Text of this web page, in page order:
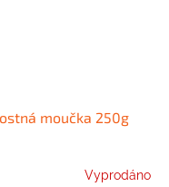
moučka 250g
Vyprodáno